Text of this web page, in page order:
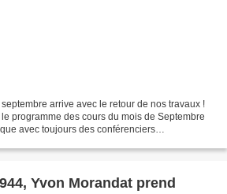
arrive avec le retour de nos travaux !
programme des cours du mois de Septembre
avec toujours des conférenciers
Yvon Morandat prend